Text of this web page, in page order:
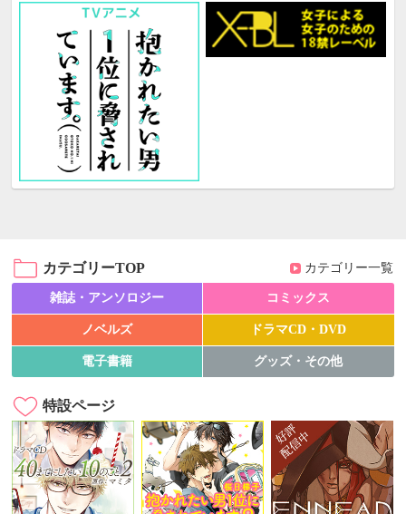
カテゴリーTOP カテゴリー一覧
雑誌・アンソロジー コミックス
ノベルズ ドラマCD・DVD
電子書籍 グッズ・その他
特設ページ